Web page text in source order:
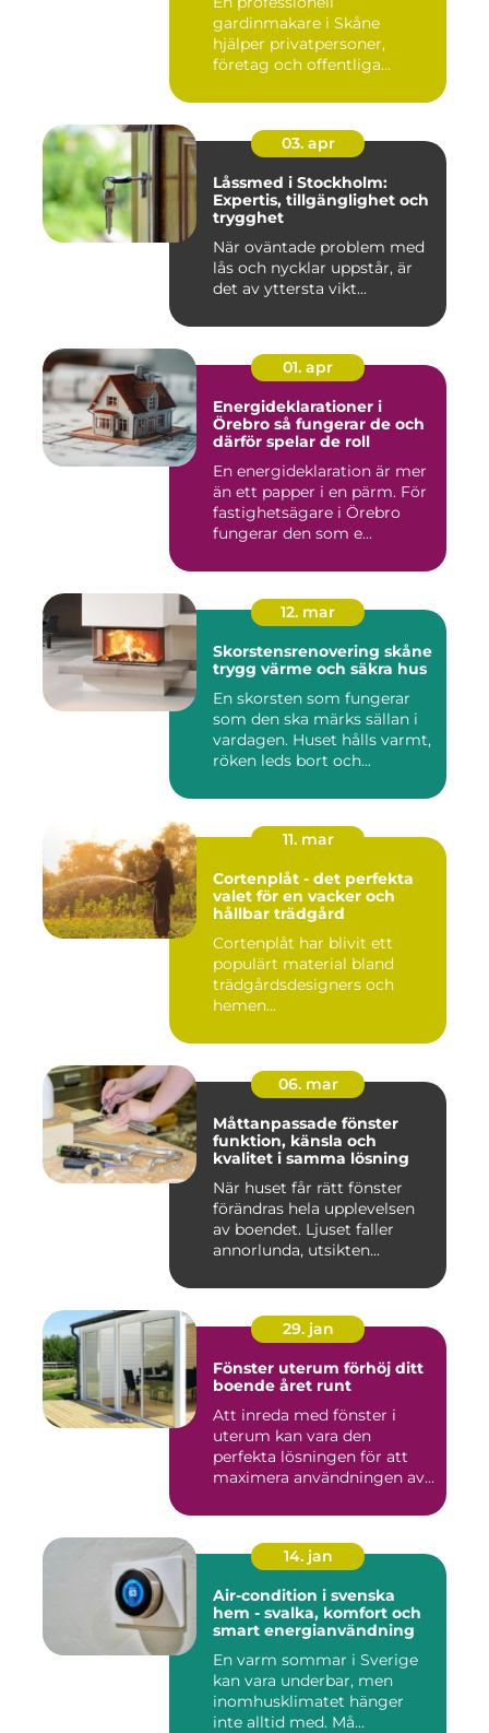
gardinmakare i Skåne
hjälper privatpersoner,
företag och offentliga
03. apr
Låssmed i Stockholm:
Expertis, tillgänglighet och
trygghet
När oväntade problem med
lås och nycklar uppstår, är
det av yttersta vikt...
01. apr
Energideklarationer i
Örebro så fungerar de och
därför spelar de roll
En energideklaration är mer
än ett papper i en pärm. För
fastighetsägare i Örebro
fungerar den som e...
12. mar
Skorstensrenovering skåne
trygg värme och säkra hus
En skorsten som fungerar
som den ska märks sällan i
vardagen. Huset hålls varmt,
röken leds bort och...
11. mar
Cortenplåt - det perfekta
valet för en vacker och
hållbar trädgård
Cortenplåt har blivit ett
populärt material bland
trädgårdsdesigners och
hemen...
06. mar
Måttanpassade fönster
funktion, känsla och
kvalitet i samma lösning
När huset får rätt fönster
förändras hela upplevelsen
av boendet. Ljuset faller
annorlunda, utsikten...
29. jan
Fönster uterum förhöj ditt
boende året runt
Att inreda med fönster i
uterum kan vara den
perfekta lösningen för att
maximera användningen av
14. jan
Air-condition i svenska
hem - svalka, komfort och
smart energianvändning
En varm sommar i Sverige
kan vara underbar, men
inomhusklimatet hänger
inte alltid med. Må...